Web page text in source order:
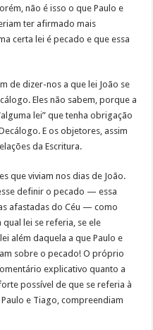
não é isso o que Paulo e
ter afirmado mais
certa lei é pecado e que essa
de dizer-nos a que lei João se
Eles não sabem, porque a
lei” que tenha obrigação
E os objetores, assim
da Escritura.
que viviam nos dias de João.
definir o pecado — essa
afastadas do Céu — como
qual lei se referia, se ele
além daquela a que Paulo e
sobre o pecado! O próprio
explicativo quanto a
possível de que se referia à
e Tiago, compreendiam